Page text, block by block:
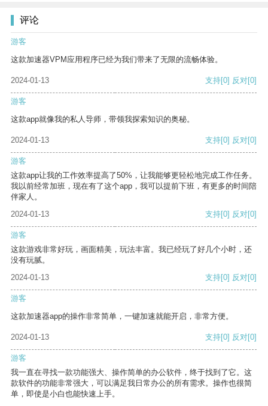
评论
游客
这款加速器VPM应用程序已经为我们带来了无限的流畅体验。
2024-01-13 支持[0] 反对[0]
游客
这款app就像我的私人导师，带领我探索知识的奥秘。
2024-01-13 支持[0] 反对[0]
游客
这款app让我的工作效率提高了50%，让我能够更轻松地完成工作任务。
我以前经常加班，现在有了这个app，我可以提前下班，有更多的时间陪
伴家人。
2024-01-13
支持[0] 反对[0]
游客
这款游戏非常好玩，画面精美，玩法丰富。我已经玩了好几个小时，还
没有玩腻。
2024-01-13
支持[0] 反对[0]
游客
这款加速器app的操作非常简单，一键加速就能开启，非常方便。
2024-01-13 支持[0] 反对[0]
游客
我一直在寻找一款功能强大、操作简单的办公软件，终于找到了它。这
款软件的功能非常强大，可以满足我日常办公的所有需求。操作也很简
单，即使是小白也能快速上手。